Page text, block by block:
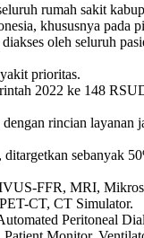
rumah sakit
khususnya pada
oleh seluruh
prioritas.
2022 ke 148
rincian
sebanyak
FFR, MRI,
CT, CT Simulator.
Peritoneal